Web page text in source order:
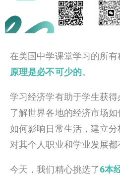
在美国中学课堂学习的所有
原理是必不可少的。
学习经济学有助于学生获
了解世界各地的经济市场
如何影响日常生活，建立分
对其个人职业和学业发展都
今天，我们精心挑选了6本